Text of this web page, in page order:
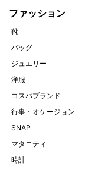
ファッション
靴
バッグ
ジュエリー
洋服
コスパブランド
行事・オケージョン
SNAP
マタニティ
時計